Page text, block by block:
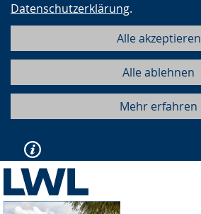
Datenschutzerklärung.
Alle akzeptieren
Alle ablehnen
Mehr erfahren